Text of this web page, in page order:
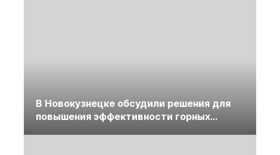
В Новокузнецке обсудили решения для
повышения эффективности горных